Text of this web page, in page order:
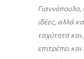
Γιαννόπουλο,
ιδέες, αλλά
ταχύτητα
επιτρέπει